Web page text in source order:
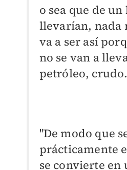
o sea que de un
llevarían, nada
va a ser así
no se van a
petróleo, crudo.
"De modo que
prácticamente
se convierte en